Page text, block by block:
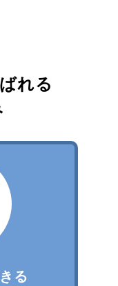
れる
る